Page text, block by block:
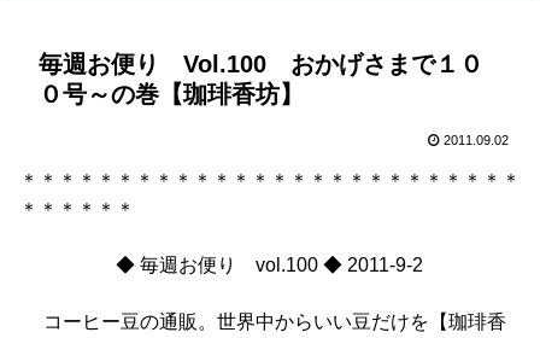
毎週お便り Vol.100 おかげさまで１０
０号～の巻【珈琲香坊】
2011.09.02
＊＊＊＊＊＊＊＊＊＊＊＊＊＊＊＊＊＊＊＊＊＊＊＊＊＊
＊＊＊＊＊＊
◆ 毎週お便り vol.100 ◆ 2011-9-2
コーヒー豆の通販。世界中からいい豆だけを【珈琲香